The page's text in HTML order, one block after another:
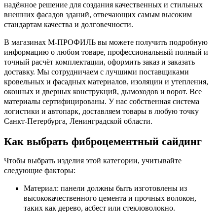
надёжное решение для создания качественных и стильных
внешних фасадов зданий, отвечающих самым высоким
стандартам качества и долговечности.
В магазинах М-ПРОФИЛЬ вы можете получить подробную
информацию о любом товаре, профессиональный полный и
точный расчёт комплектации, оформить заказ и заказать
доставку. Мы сотрудничаем с лучшими поставщиками
кровельных и фасадных материалов, изоляции и утепления,
оконных и дверных конструкций, дымоходов и ворот. Все
материалы сертифицированы. У нас собственная система
логистики и автопарк, доставляем товары в любую точку
Санкт-Петербурга, Ленинградской области.
Как выбрать фиброцементный сайдинг
Чтобы выбрать изделия этой категории, учитывайте
следующие факторы:
Материал: панели должны быть изготовлены из
высококачественного цемента и прочных волокон,
таких как дерево, асбест или стекловолокно.